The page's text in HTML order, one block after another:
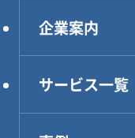
企業案内
会社概要
選ばれる理由
サービス一覧
システム開発